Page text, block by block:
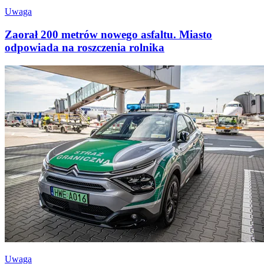
Uwaga
Zaorał 200 metrów nowego asfaltu. Miasto
odpowiada na roszczenia rolnika
Uwaga